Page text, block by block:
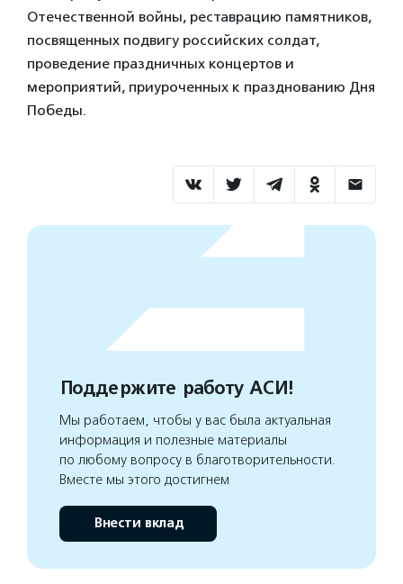
Отечественной войны, реставрацию памятников,
посвященных подвигу российских солдат,
проведение праздничных концертов и
мероприятий, приуроченных к празднованию Дня
Победы.
Поддержите работу АСИ!
Мы работаем, чтобы у вас была актуальная
информация и полезные материалы
по любому вопросу в благотворительности.
Вместе мы этого достигнем
Внести вклад